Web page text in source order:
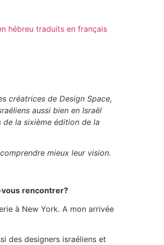
hébreu traduits en français
créatrices de Design Space,
aussi bien en Israël
la sixième édition de la
mieux leur vision.
vous rencontrer?
à New York. A mon arrivée
des designers israéliens et